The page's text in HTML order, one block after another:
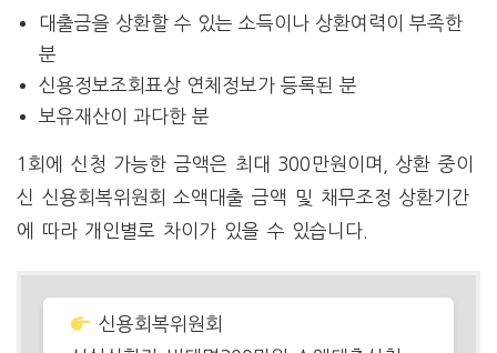
대출금을 상환할 수 있는 소득이나 상환여력이 부족한
분
신용정보조회표상 연체정보가 등록된 분
보유재산이 과다한 분
1회에 신청 가능한 금액은 최대 300만원이며, 상환 중이
신 신용회복위원회 소액대출 금액 및 채무조정 상환기간
에 따라 개인별로 차이가 있을 수 있습니다.
신용회복위원회